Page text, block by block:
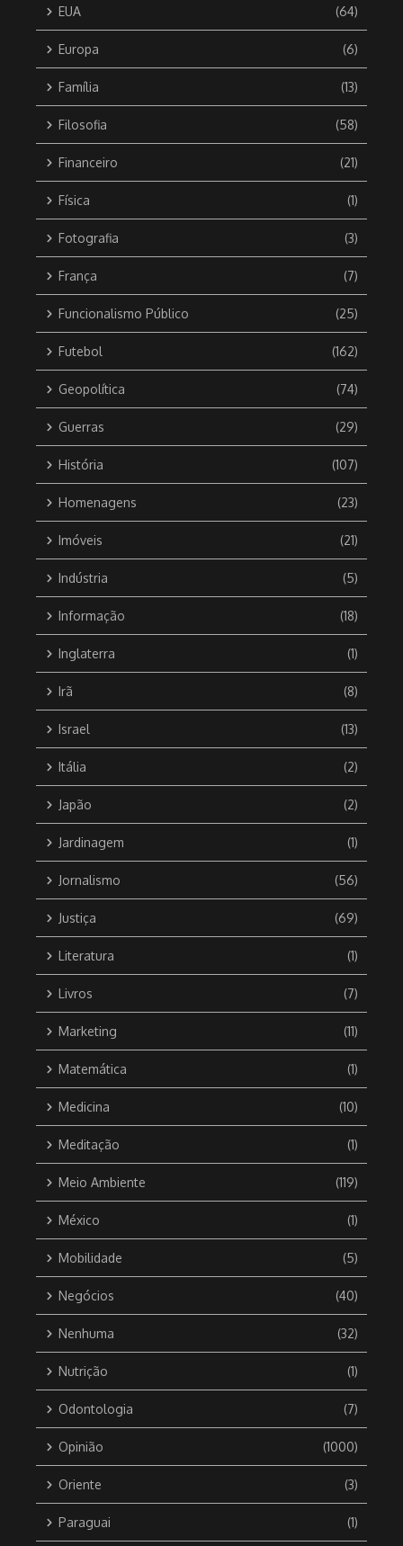
EUA (64)
Europa (6)
Família (13)
Filosofia (58)
Financeiro (21)
Física (1)
Fotografia (3)
França (7)
Funcionalismo Público (25)
Futebol (162)
Geopolítica (74)
Guerras (29)
História (107)
Homenagens (23)
Imóveis (21)
Indústria (5)
Informação (18)
Inglaterra (1)
Irã (8)
Israel (13)
Itália (2)
Japão (2)
Jardinagem (1)
Jornalismo (56)
Justiça (69)
Literatura (1)
Livros (7)
Marketing (11)
Matemática (1)
Medicina (10)
Meditação (1)
Meio Ambiente (119)
México (1)
Mobilidade (5)
Negócios (40)
Nenhuma (32)
Nutrição (1)
Odontologia (7)
Opinião (1000)
Oriente (3)
Paraguai (1)